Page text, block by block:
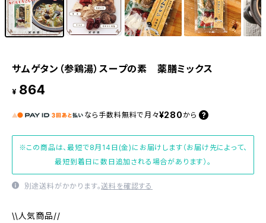
サムゲタン（参鶏湯）スープの素 薬膳ミックス
¥ 864
なら 手数料無料で 月々¥280 から
※この商品は、最短で8月14日(金)にお届けします（お届け先によって、
最短到着日に数日追加される場合があります）。
別途送料がかかります。送料を確認する
\\人気商品//